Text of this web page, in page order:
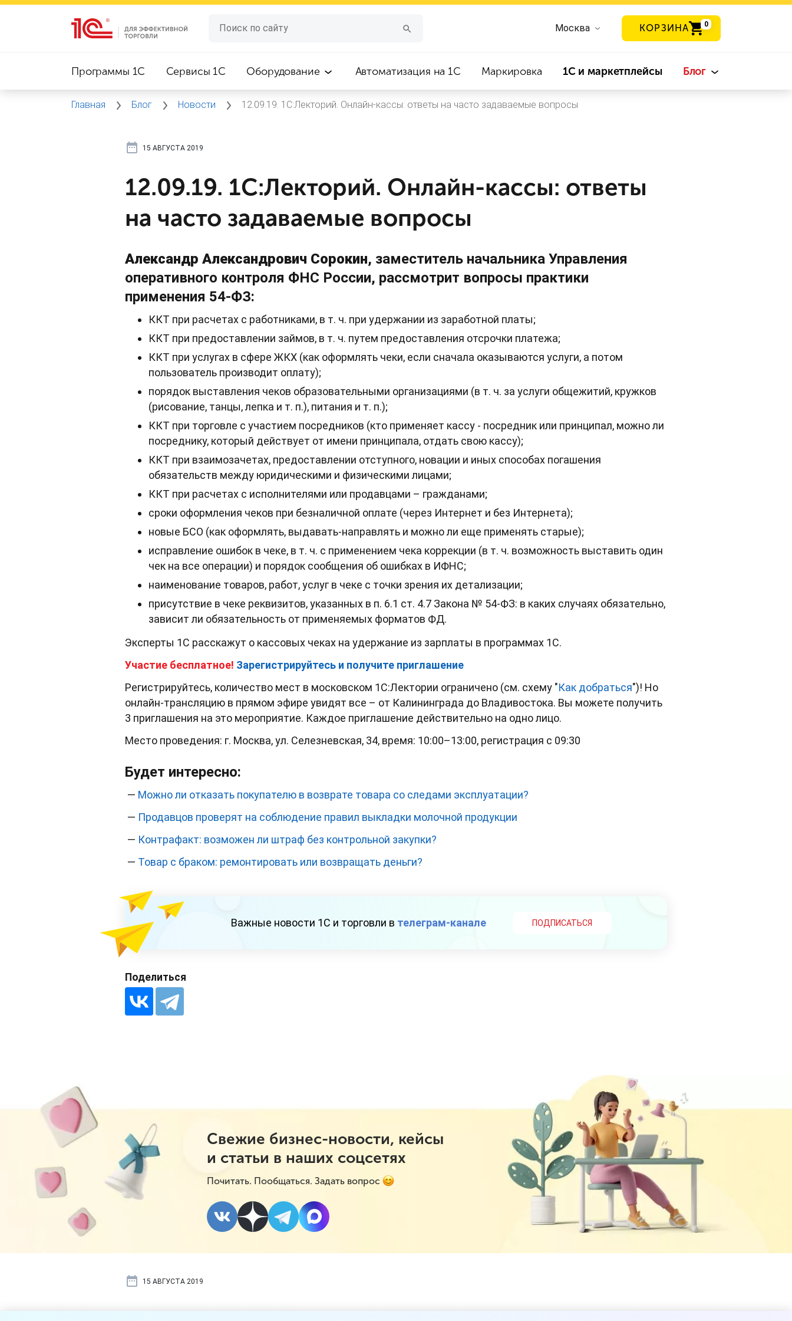
Москва КОРЗИНА 0
Программы 1C Сервисы 1C Оборудование Автоматизация на 1С Маркировка 1С и маркетплейсы Блог
Главная Блог Новости 12.09.19. 1С:Лекторий. Онлайн-кассы: ответы на часто задаваемые вопросы
15 АВГУСТА 2019
12.09.19. 1С:Лекторий. Онлайн-кассы: ответы
на часто задаваемые вопросы
Александр Александрович Сорокин, заместитель начальника Управления
оперативного контроля ФНС России, рассмотрит вопросы практики
применения 54-ФЗ:
ККТ при расчетах с работниками, в т. ч. при удержании из заработной платы;
ККТ при предоставлении займов, в т. ч. путем предоставления отсрочки платежа;
ККТ при услугах в сфере ЖКХ (как оформлять чеки, если сначала оказываются услуги, а потом
пользователь производит оплату);
порядок выставления чеков образовательными организациями (в т. ч. за услуги общежитий, кружков
(рисование, танцы, лепка и т. п.), питания и т. п.);
ККТ при торговле с участием посредников (кто применяет кассу - посредник или принципал, можно ли
посреднику, который действует от имени принципала, отдать свою кассу);
ККТ при взаимозачетах, предоставлении отступного, новации и иных способах погашения
обязательств между юридическими и физическими лицами;
ККТ при расчетах с исполнителями или продавцами – гражданами;
сроки оформления чеков при безналичной оплате (через Интернет и без Интернета);
новые БСО (как оформлять, выдавать-направлять и можно ли еще применять старые);
исправление ошибок в чеке, в т. ч. с применением чека коррекции (в т. ч. возможность выставить один
чек на все операции) и порядок сообщения об ошибках в ИФНС;
наименование товаров, работ, услуг в чеке с точки зрения их детализации;
присутствие в чеке реквизитов, указанных в п. 6.1 ст. 4.7 Закона № 54-ФЗ: в каких случаях обязательно,
зависит ли обязательность от применяемых форматов ФД.
Эксперты 1С расскажут о кассовых чеках на удержание из зарплаты в программах 1С.
Участие бесплатное! Зарегистрируйтесь и получите приглашение
Регистрируйтесь, количество мест в московском 1С:Лектории ограничено (см. схему "Как добраться")! Но
онлайн-трансляцию в прямом эфире увидят все – от Калининграда до Владивостока. Вы можете получить
3 приглашения на это мероприятие. Каждое приглашение действительно на одно лицо.
Место проведения: г. Москва, ул. Селезневская, 34, время: 10:00–13:00, регистрация с 09:30
Будет интересно:
— Можно ли отказать покупателю в возврате товара со следами эксплуатации?
— Продавцов проверят на соблюдение правил выкладки молочной продукции
— Контрафакт: возможен ли штраф без контрольной закупки?
— Товар с браком: ремонтировать или возвращать деньги?
Важные новости 1С и торговли в телеграм-канале ПОДПИСАТЬСЯ
Поделиться
Свежие бизнес-новости, кейсы
и статьи в наших соцсетях
Почитать. Пообщаться. Задать вопрос
15 АВГУСТА 2019